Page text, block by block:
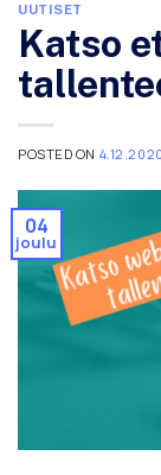
UUTISET
Katso
POSTED ON 4.12.2020
04
joulu